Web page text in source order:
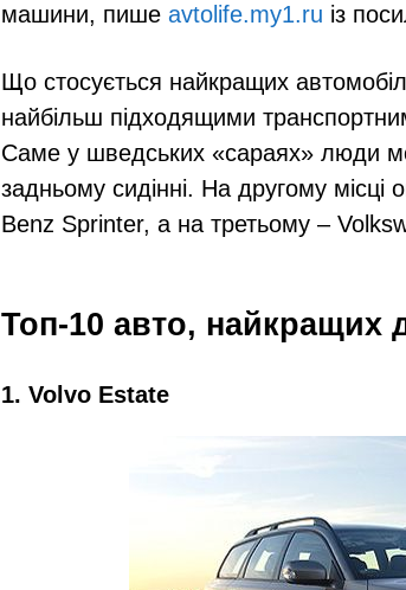
машини, пише avtolife.my1.ru із
Що стосується найкращих
найбільш підходящими
Саме у шведських «сараях» люди
задньому сидінні. На другому місці
Benz Sprinter, а на третьому –
Топ-10 авто, найкращих
1. Volvo Estate